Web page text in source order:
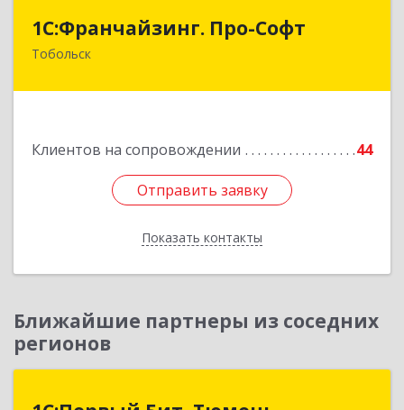
1С:Франчайзинг. Про-Софт
Тобольск
Клиентов на сопровождении 44
Отправить заявку
Показать контакты
1С:Франчайзинг. Про-Софт
626150, Тюменская обл, Тобольск г, Малая
Отправить заявку
Назад
Ближайшие партнеры из соседних
регионов
1С:Первый Бит, Тюмень